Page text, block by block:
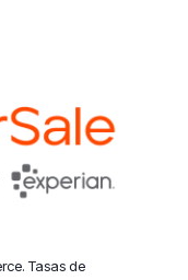
Tasas de